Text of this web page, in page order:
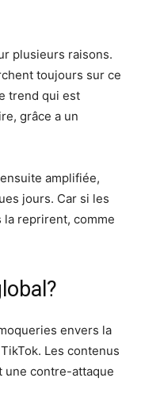
plusieurs raisons.
toujours sur ce
trend qui est
grâce a un
amplifiée,
jours. Car si les
la reprirent, comme
envers la
Les contenus
une contre-attaque